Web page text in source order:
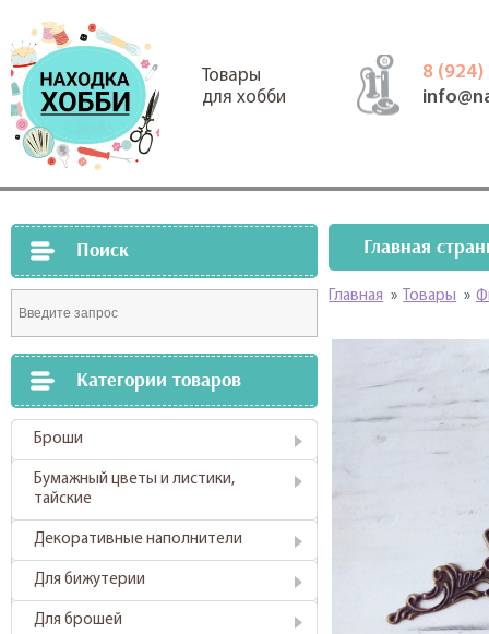
Товары
для хобби
8 (924)
Поиск
Категории товаров
Броши
Бумажный цветы и листики,
тайские
Декоративные наполнители
Для бижутерии
Для брошей
Главная
Главная » Товары »